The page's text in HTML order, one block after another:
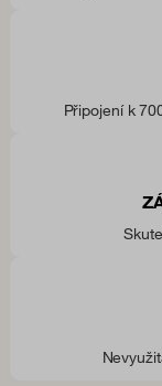
Připojení k